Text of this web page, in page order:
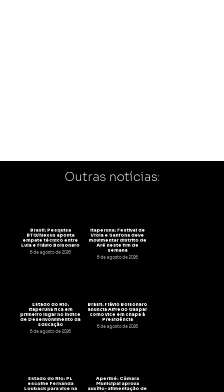
Outras notícias:
Brasil: Pesquisa
BTG/Nexus aponta
empate técnico entre
Lula e Flávio Bolsonaro
6 de agosto de 2026
Itaperuna: Festival de
Viola e Sanfona deve
movimentar distrito de
Aré neste fim de
semana
6 de agosto de 2026
Estado do Rio:
Itaperuna fica em
primeiro lugar no Índice
de Desenvolvimento da
Educação
6 de agosto de 2026
Brasil: Flávio Bolsonaro
anuncia Alfredo Gaspar
como vice em chapa à
Presidência
6 de agosto de 2026
Estado do Rio: PL
escolhe Fernanda
Louback para vice na
Aperibé: Câmara
Municipal aprova
auxílio-alimentação de